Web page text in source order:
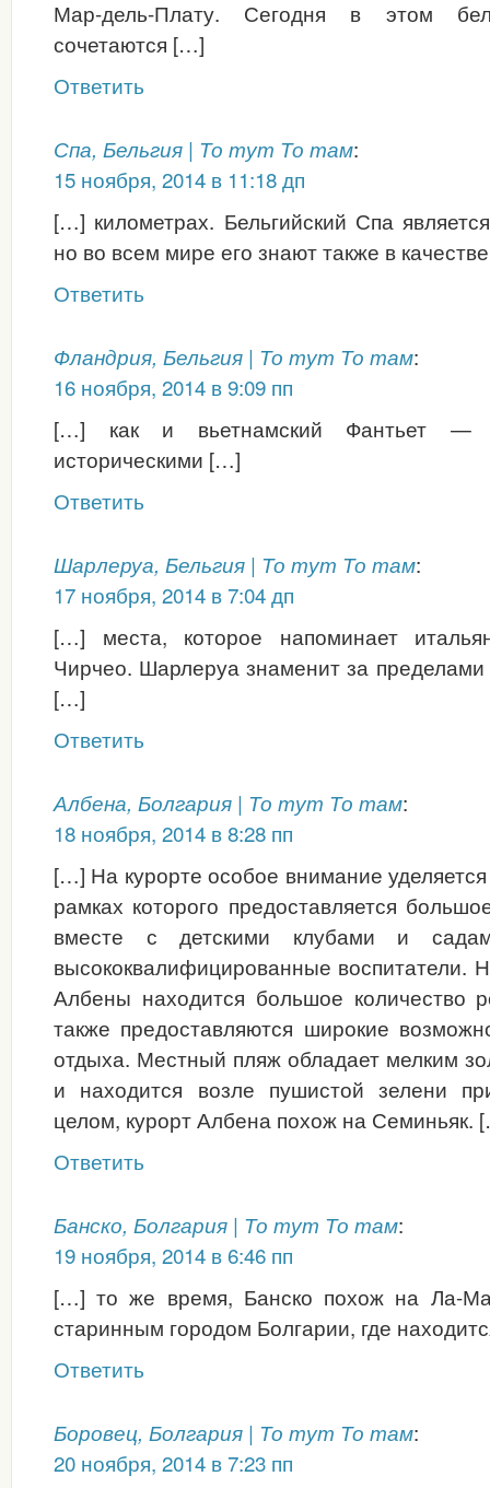
Мар-дель-Плату. Сегодня в этом
сочетаются […]
Ответить
Спа, Бельгия | То тут То там:
15 ноября, 2014 в 11:18 дп
[…] километрах. Бельгийский Спа
но во всем мире его знают также в
Ответить
Фландрия, Бельгия | То тут То там:
16 ноября, 2014 в 9:09 пп
[…] как и вьетнамский Фантьет
историческими […]
Ответить
Шарлеруа, Бельгия | То тут То там:
17 ноября, 2014 в 7:04 дп
[…] места, которое напоминает
Чирчео. Шарлеруа знаменит за пределами
[…]
Ответить
Албена, Болгария | То тут То там:
18 ноября, 2014 в 8:28 пп
[…] На курорте особое внимание
рамках которого предоставляется
вместе с детскими клубами и
высококвалифицированные воспитатели.
Албены находится большое количество
также предоставляются широкие
отдыха. Местный пляж обладает мелким
и находится возле пушистой зелени
целом, курорт Албена похож на Семиньяк.
Ответить
Банско, Болгария | То тут То там:
19 ноября, 2014 в 6:46 пп
[…] то же время, Банско похож на Ла-
старинным городом Болгарии, где
Ответить
Боровец, Болгария | То тут То там:
20 ноября, 2014 в 7:23 пп